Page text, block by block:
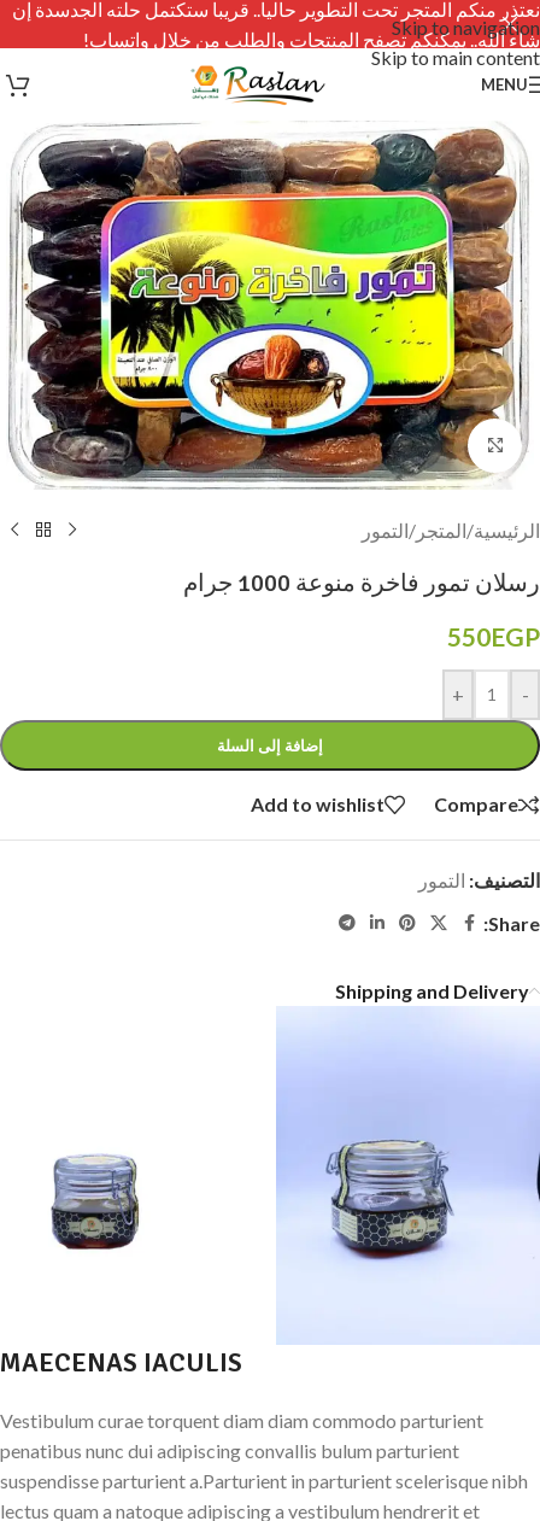
Skip to navigation
Skip to main content
نعتذر منكم المتجر تحت التطوير حاليا.. قريبا ستكتمل حلته الجدسدة إن
شاء الله.. يمكنكم تصفح المنتجات والطلب من خلال واتساب!
MENU
Click to enlarge
الرئيسية/المتجر /التمور
رسلان تمور فاخرة منوعة 1000 جرام
550EGP
-
+
إضافة إلى السلة
Compare
Add to wishlist
التصنيف: التمور
Share:
Shipping and Delivery
MAECENAS IACULIS
Vestibulum curae torquent diam diam commodo parturient
penatibus nunc dui adipiscing convallis bulum parturient
suspendisse parturient a.Parturient in parturient scelerisque nibh
lectus quam a natoque adipiscing a vestibulum hendrerit et